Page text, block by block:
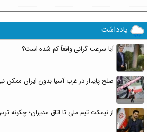
یادداشت
آیا سرعت گرانی واقعاً کم شده است؟
صلح پایدار در غرب آسیا بدون ایران ممکن
از نیمکت تیم ملی تا اتاق مدیران؛